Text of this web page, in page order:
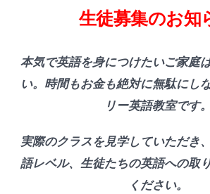
生徒募集のお知
本気で英語を身につけたいご家庭
い。時間もお金も絶対に無駄にし
リー英語教室です。
実際のクラスを見学していただき
語レベル、生徒たちの英語への取
ください。